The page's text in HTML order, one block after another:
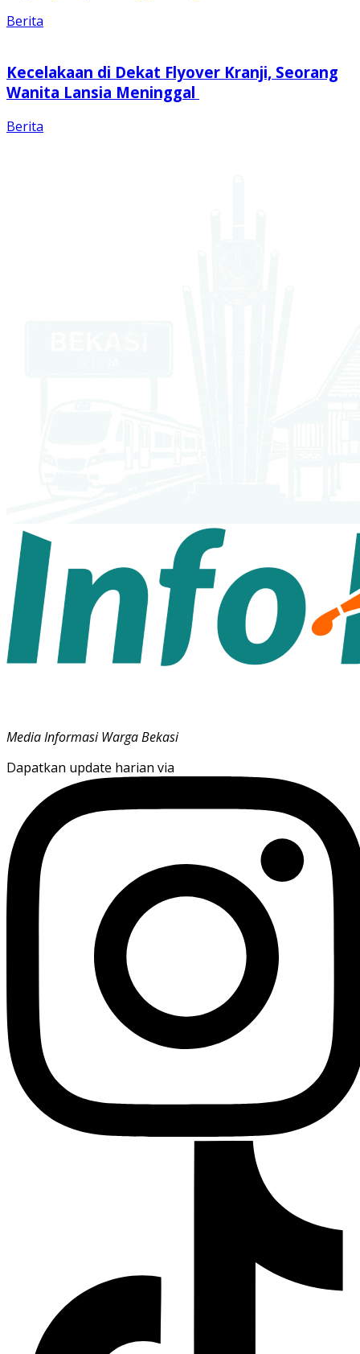
Berita
Kecelakaan di Dekat Flyover Kranji, Seorang
Wanita Lansia Meninggal
Berita
Media Informasi Warga Bekasi
Dapatkan update harian via